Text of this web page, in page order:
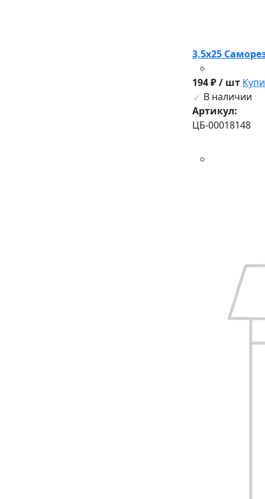
3,5х25
194 ₽ / шт
В наличии
Артикул:
ЦБ-00018148